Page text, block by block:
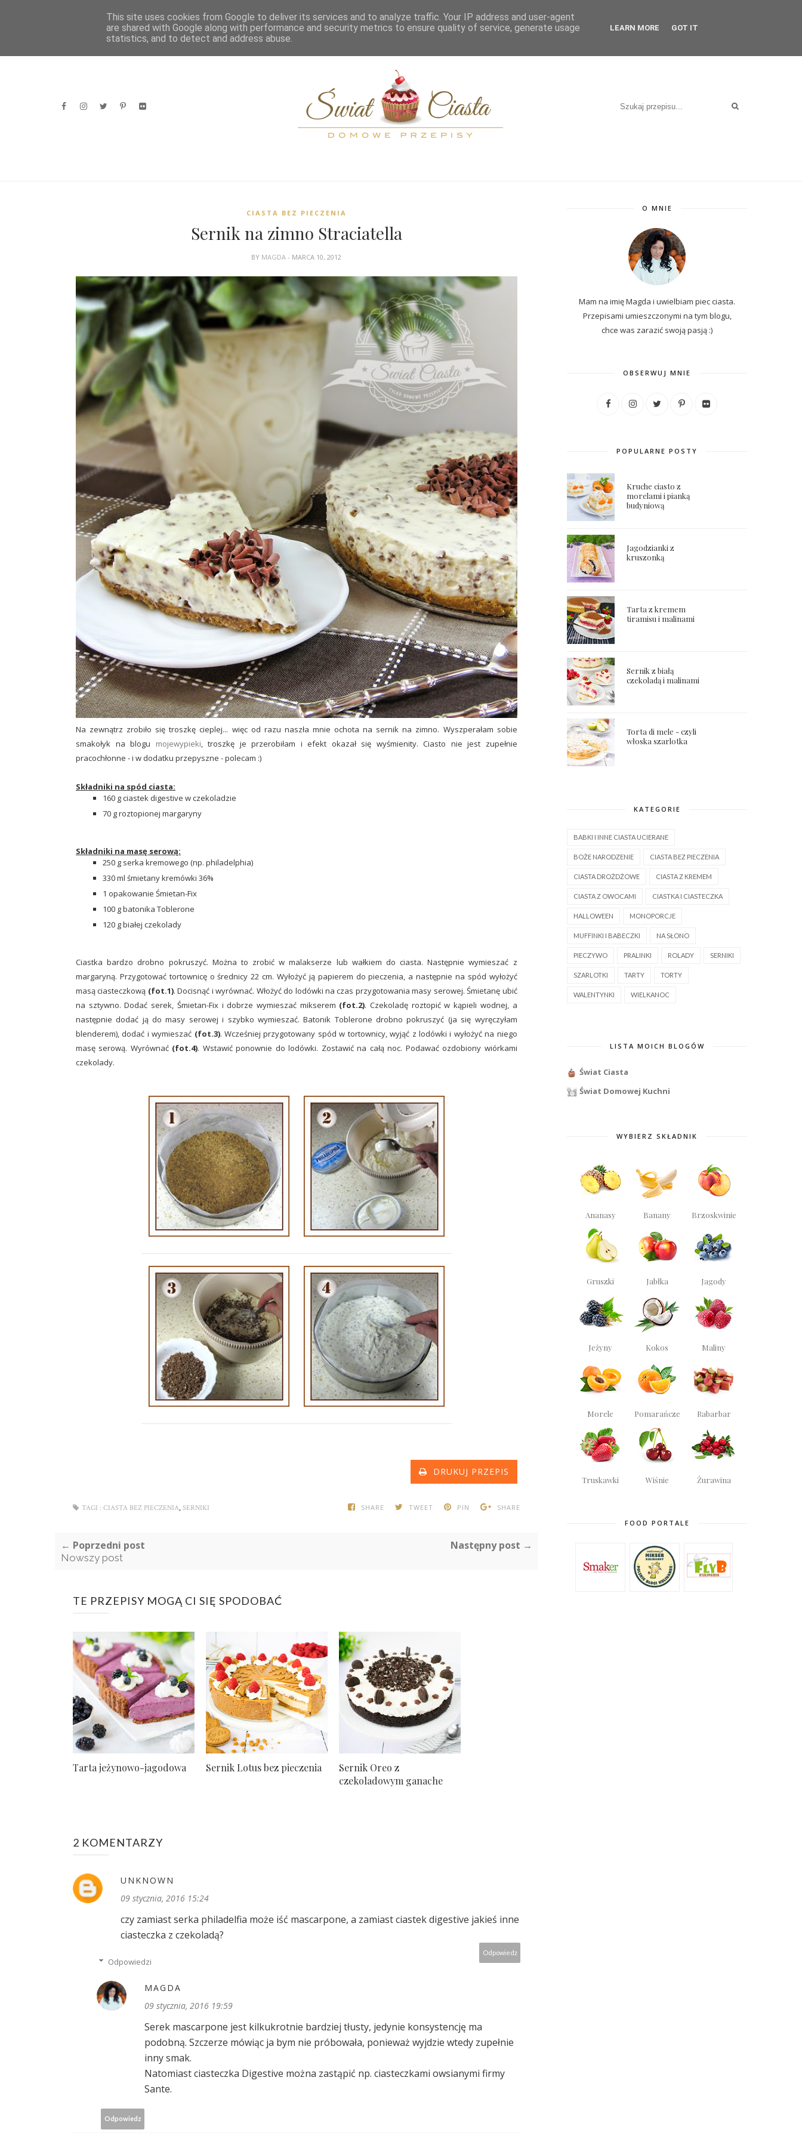
HOME KATEGORIE PRZELICZNIKI SPIS TREŚCI KONTAKT
CIASTA BEZ PIECZENIA
Sernik na zimno Straciatella
BY MAGDA- MARCA 10, 2012
Na zewnątrz zrobiło się troszkę cieplej... więc od razu naszła mnie ochota na sernik na zimno. Wyszperałam sobie
smakołyk na blogu mojewypieki, troszkę je przerobiłam i efekt okazał się wyśmienity. Ciasto nie jest zupełnie
pracochłonne - i w dodatku przepyszne - polecam :)
Składniki na spód ciasta:
160 g ciastek digestive w czekoladzie
70 g roztopionej margaryny
Składniki na masę serową:
250 g serka kremowego (np. philadelphia)
330 ml śmietany kremówki 36%
1 opakowanie Śmietan-Fix
100 g batonika Toblerone
120 g białej czekolady
Ciastka bardzo drobno pokruszyć. Można to zrobić w malakserze lub wałkiem do ciasta. Następnie wymieszać z
margaryną. Przygotować tortownicę o średnicy 22 cm. Wyłożyć ją papierem do pieczenia, a następnie na spód wyłożyć
masą ciasteczkową (fot.1). Docisnąć i wyrównać. Włożyć do lodówki na czas przygotowania masy serowej. Śmietanę ubić
na sztywno. Dodać serek, Śmietan-Fix i dobrze wymieszać mikserem (fot.2). Czekoladę roztopić w kąpieli wodnej, a
następnie dodać ją do masy serowej i szybko wymieszać. Batonik Toblerone drobno pokruszyć (ja się wyręczyłam
blenderem), dodać i wymieszać (fot.3). Wcześniej przygotowany spód w tortownicy, wyjąć z lodówki i wyłożyć na niego
masę serową. Wyrównać (fot.4). Wstawić ponownie do lodówki. Zostawić na całą noc. Podawać ozdobiony wiórkami
czekolady.
DRUKUJ PRZEPIS
SHARE TWEET PIN SHARE
TAGI : CIASTA BEZ PIECZENIA, SERNIKI
← Poprzedni post
Nowszy post
Następny post →
TE PRZEPISY MOGĄ CI SIĘ SPODOBAĆ
Tarta jeżynowo-jagodowa Sernik Lotus bez pieczenia
Sernik Oreo z
czekoladowym ganache
2 KOMENTARZY
UNKNOWN
09 stycznia, 2016 15:24
czy zamiast serka philadelfia może iść mascarpone, a zamiast ciastek digestive jakieś inne
ciasteczka z czekoladą?
Odpowiedz
Odpowiedzi
MAGDA
09 stycznia, 2016 19:59
Serek mascarpone jest kilkukrotnie bardziej tłusty, jedynie konsystencję ma
podobną. Szczerze mówiąc ja bym nie próbowała, ponieważ wyjdzie wtedy zupełnie
inny smak.
Natomiast ciasteczka Digestive można zastąpić np. ciasteczkami owsianymi firmy
Sante.
Odpowiedz
O MNIE
Mam na imię Magda i uwielbiam piec ciasta.
Przepisami umieszczonymi na tym blogu,
chce was zarazić swoją pasją :)
OBSERWUJ MNIE
POPULARNE POSTY
Kruche ciasto z
morelami i pianką
budyniową
Jagodzianki z
kruszonką
Tarta z kremem
tiramisu i malinami
Sernik z białą
czekoladą i malinami
Torta di mele - czyli
włoska szarlotka
KATEGORIE
BABKI I INNE CIASTA UCIERANE
BOŻE NARODZENIE CIASTA BEZ PIECZENIA
CIASTA DROŻDŻOWE CIASTA Z KREMEM
CIASTA Z OWOCAMI CIASTKA I CIASTECZKA
HALLOWEEN MONOPORCJE
MUFFINKI I BABECZKI NA SŁONO
PIECZYWO PRALINKI ROLADY SERNIKI
SZARLOTKI TARTY TORTY
WALENTYNKI WIELKANOC
LISTA MOICH BLOGÓW
Świat Ciasta
Świat Domowej Kuchni
WYBIERZ SKŁADNIK
Ananasy Banany Brzoskwinie
Gruszki Jabłka Jagody
Jeżyny Kokos Maliny
Morele Pomarańcze Rabarbar
Truskawki Wiśnie Żurawina
FOOD PORTALE
This site uses cookies from Google to deliver its services and to analyze traffic. Your IP address and user-agent
are shared with Google along with performance and security metrics to ensure quality of service, generate usage
statistics, and to detect and address abuse.
LEARN MORE GOT IT